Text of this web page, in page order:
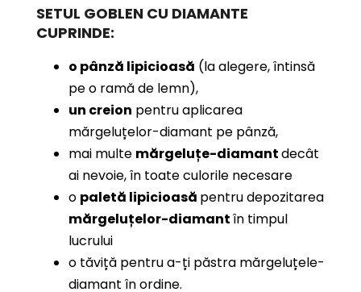
SETUL GOBLEN CU DIAMANTE
CUPRINDE:
o pânză lipicioasă (la alegere, întinsă
pe o ramă de lemn),
un creion pentru aplicarea
mărgeluțelor-diamant pe pânză,
mai multe mărgeluțe-diamantdecât
ai nevoie, în toate culorile necesare
o paletă lipicioasă pentru depozitarea
mărgeluțelor-diamantîn timpul
lucrului
o tăviță pentru a-ți păstra mărgeluțele-
diamant în ordine.